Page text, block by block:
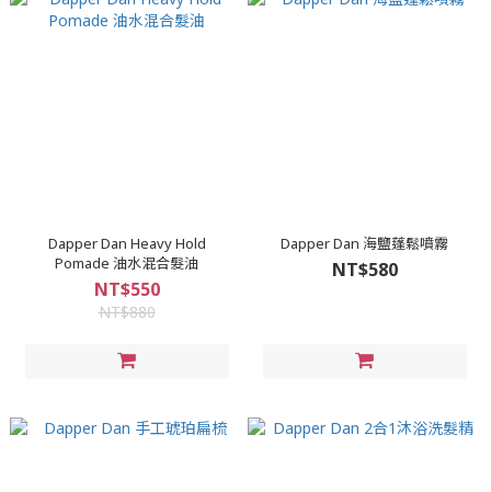
Dapper Dan Heavy Hold
Pomade 油水混合髮油
NT$550
NT$880
Dapper Dan 海鹽蓬鬆噴霧
NT$580